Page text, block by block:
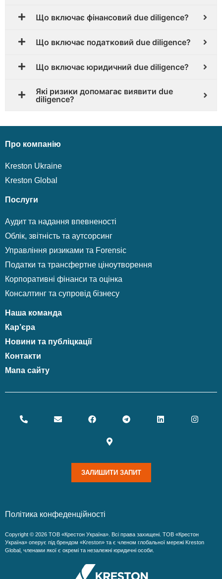
Що включає фінансовий due diligence?
Що включає податковий due diligence?
Що включає юридичний due diligence?
Які ризики допомагає виявити due
diligence?
Про компанію
Kreston Ukraine
Kreston Global
Послуги
Аудит та надання впевненості
Облік, звітність та аутсорсинг
Управління ризиками та Forensic
Податки та трансфертне ціноутворення
Корпоративні фінанси та оцінка
Консалтинг та супровід бізнесу
Наша команда
Кар’єра
Новини та публіцкації
Контакти
Мапа сайту
ЗАЛИШИТИ ЗАПИТ
Політика конфеденційності
Copyright © 2026 ТОВ «Крестон Україна». Всі права захищені. ТОВ «Крестон
Україна» оперує під брендом «Kreston» та є членом глобальної мережі Kreston
Global, членами якої є окремі та незалежні юридичні особи.